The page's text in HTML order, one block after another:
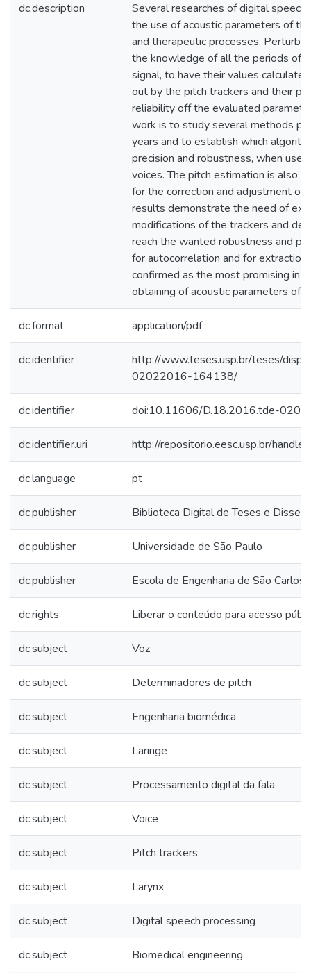
dc.description
Several researches of digital
the use of acoustic parameters of
and therapeutic processes.
the knowledge of all the periods of
signal, to have their values
out by the pitch trackers and their
reliability off the evaluated
work is to study several methods
years and to establish which
precision and robustness, when
voices. The pitch estimation is also
for the correction and adjustment of
results demonstrate the need of
modifications of the trackers and
reach the wanted robustness and
for autocorrelation and for extraction
confirmed as the most promising in
obtaining of acoustic parameters of
dc.format application/pdf
dc.identifier
http://www.teses.usp.br/teses/
02022016-164138/
dc.identifier doi:10.11606/D.18.2016.tde-
dc.identifier.uri http://repositorio.eesc.usp.br/
dc.language pt
dc.publisher Biblioteca Digital de Teses e
dc.publisher Universidade de São Paulo
dc.publisher Escola de Engenharia de São Carlos
dc.rights Liberar o conteúdo para acesso
dc.subject Voz
dc.subject Determinadores de pitch
dc.subject Engenharia biomédica
dc.subject Laringe
dc.subject Processamento digital da fala
dc.subject Voice
dc.subject Pitch trackers
dc.subject Larynx
dc.subject Digital speech processing
dc.subject Biomedical engineering